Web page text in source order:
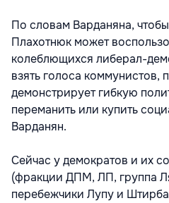
По словам Варданяна,
Плахотнюк может
колеблющихся либерал-
взять голоса коммунистов,
демонстрирует гибкую
переманить или купить
Варданян.
Сейчас у демократов и их
(фракции ДПМ, ЛП, группа
перебежчики Лупу и